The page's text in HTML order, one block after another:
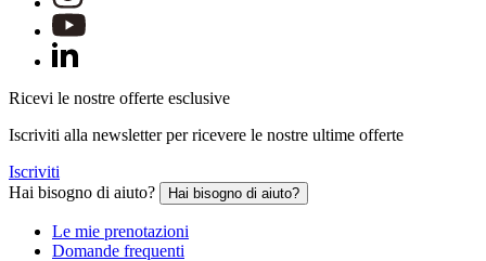
Ricevi le nostre offerte esclusive
Iscriviti alla newsletter per ricevere le nostre ultime offerte
Iscriviti
Hai bisogno di aiuto?
Hai bisogno di aiuto?
Le mie prenotazioni
Domande frequenti